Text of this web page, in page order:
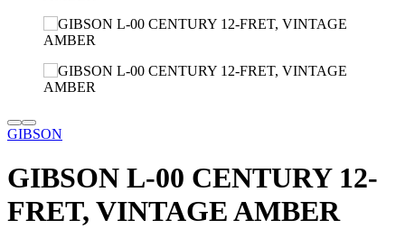
GIBSON
GIBSON L-00 CENTURY 12-
FRET, VINTAGE AMBER